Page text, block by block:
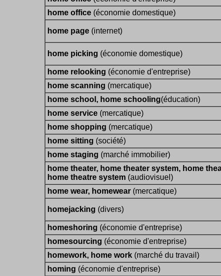
home office (économie domestique)
home page (internet)
home picking (économie domestique)
home relooking (économie d'entreprise)
home scanning (mercatique)
home school, home schooling(éducation)
home service (mercatique)
home shopping (mercatique)
home sitting (société)
home staging (marché immobilier)
home theater, home theater system, home
home theatre system (audiovisuel)
home wear, homewear (mercatique)
homejacking (divers)
homeshoring (économie d'entreprise)
homesourcing (économie d'entreprise)
homework, home work (marché du travail)
homing (économie d'entreprise)